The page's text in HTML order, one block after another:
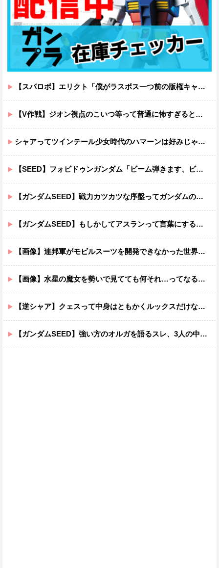
【スパロボ】エリクト「僕がラスボス一つ前の版権キャラ最後の敵ってちょっと荷が重すぎない？」
【V作戦】ジオン視点のこいつ等って普通に怖すぎると思う…
シャアってツインテール少女時代のハマーンは好みじゃなかったの？
【SEED】フォビドゥンガンダム「ビーム弾きます、ビーム曲げられます、空飛びます」←二世代目でこれ出来るのおかしいだろ
【ガンダムSEED】戦力カツカツな序盤ってガンダムの中だと割と珍しい気がする
【ガンダムSEED】もしかしてアスランって言葉にするのが下手なだけでめっちゃいい人なのでは？
【画像】連邦軍がモビルスーツを開発できなかった世界線のガンダムｗｗｗｗｗｗｗ
【画像】水星の魔女を勢いで見てても何それ…ってなる部分ｗｗｗｗｗｗｗｗ
【逆シャア】クェスって中身はともかくルックスだけなら最高だな
【ガンダムSEED】強い方のオルガを語るスレ、3人の中でも強化は一番されてない方